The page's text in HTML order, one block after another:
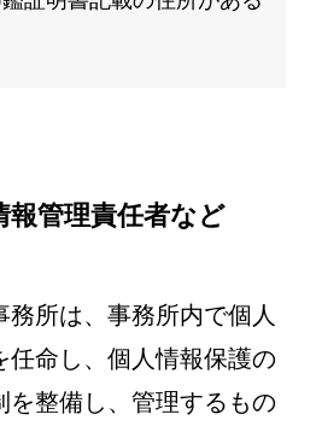
報管理責任者など
所は、事務所内で個人
任命し、個人情報保護の
を整備し、管理するもの